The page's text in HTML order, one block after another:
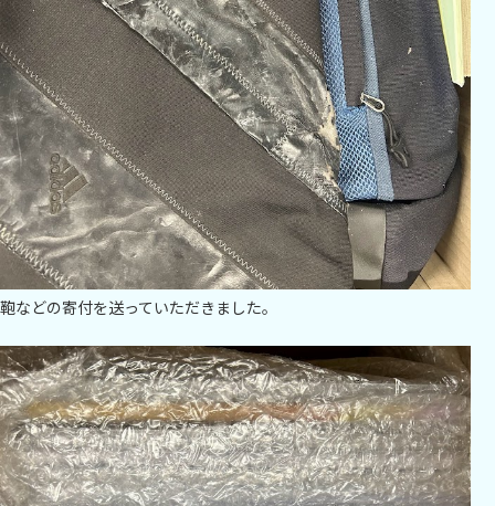
鞄などの寄付を送っていただきました。